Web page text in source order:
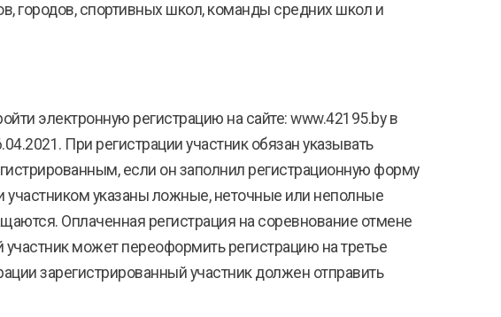
городов, спортивных школ, команды средних школ и
электронную регистрацию на сайте: www.42195.by в
При регистрации участник обязан указывать
если он заполнил регистрационную форму
участником указаны ложные, неточные или неполные
Оплаченная регистрация на соревнование отмене
может переоформить регистрацию на третье
зарегистрированный участник должен отправить